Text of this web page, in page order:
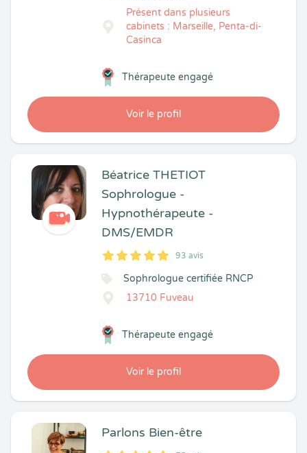
Présent dans plusieurs
cabinets : Marseille, Penta-di-
Casinca
Voir le profil
Thérapeute engagé
Béatrice THETIOT
Sophrologue -
Hypnothérapeute -
DMS/EMDR
5
1
5
93 93 avis
Sophrologue certifiée RNCP
13710 Fuveau
Voir le profil
Thérapeute engagé
Parlons Bien-être